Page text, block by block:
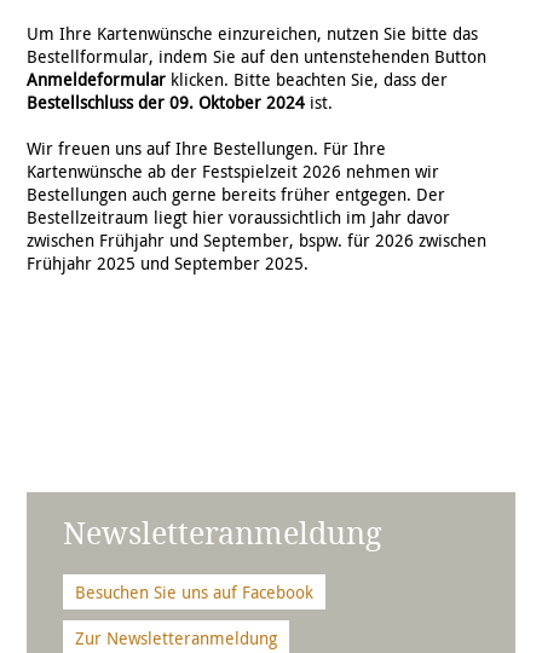
Um Ihre Kartenwünsche einzureichen, nutzen Sie bitte das
Bestellformular, indem Sie auf den untenstehenden Button
Anmeldeformular klicken. Bitte beachten Sie, dass der
Bestellschluss der 09. Oktober 2024 ist.
Wir freuen uns auf Ihre Bestellungen. Für Ihre
Kartenwünsche ab der Festspielzeit 2026 nehmen wir
Bestellungen auch gerne bereits früher entgegen. Der
Bestellzeitraum liegt hier voraussichtlich im Jahr davor
zwischen Frühjahr und September, bspw. für 2026 zwischen
Frühjahr 2025 und September 2025.
Newsletteranmeldung
Besuchen Sie uns auf Facebook
Zur Newsletteranmeldung